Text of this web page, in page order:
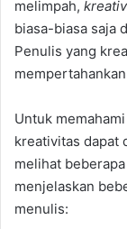
melimpah,
biasa-biasa saja
Penulis yang
Untuk
kreativitas dapat
melihat
menjelaskan
menulis: